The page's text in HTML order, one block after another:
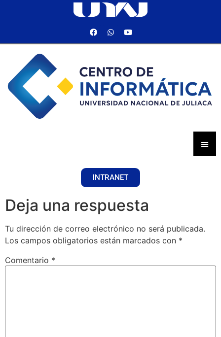
INTRANET
Deja una respuesta
Tu dirección de correo electrónico no será publicada.
Los campos obligatorios están marcados con *
Comentario *